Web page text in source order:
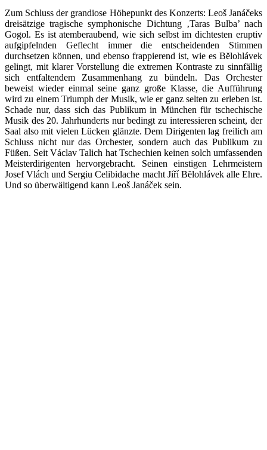
Zum Schluss der grandiose Höhepunkt des Konzerts: Leoš Janáčeks
dreisätzige tragische symphonische Dichtung ‚Taras Bulba’ nach
Gogol. Es ist atemberaubend, wie sich selbst im dichtesten eruptiv
aufgipfelnden Geflecht immer die entscheidenden Stimmen
durchsetzen können, und ebenso frappierend ist, wie es Bĕlohlávek
gelingt, mit klarer Vorstellung die extremen Kontraste zu sinnfällig
sich entfaltendem Zusammenhang zu bündeln. Das Orchester
beweist wieder einmal seine ganz große Klasse, die Aufführung
wird zu einem Triumph der Musik, wie er ganz selten zu erleben ist.
Schade nur, dass sich das Publikum in München für tschechische
Musik des 20. Jahrhunderts nur bedingt zu interessieren scheint, der
Saal also mit vielen Lücken glänzte. Dem Dirigenten lag freilich am
Schluss nicht nur das Orchester, sondern auch das Publikum zu
Füßen. Seit Václav Talich hat Tschechien keinen solch umfassenden
Meisterdirigenten hervorgebracht. Seinen einstigen Lehrmeistern
Josef Vlách und Sergiu Celibidache macht Jiří Bĕlohlávek alle Ehre.
Und so überwältigend kann Leoš Janáček sein.